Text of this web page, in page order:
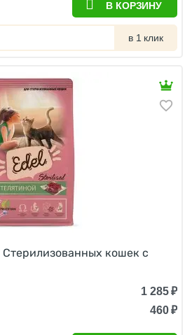
В КОРЗИНУ
в 1 клик
кошек с
1 285₽
460₽